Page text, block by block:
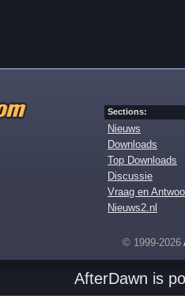
Sections:
Nieuws
Downloads
Top Downloads
Discussie
Vraag en
Nieuws2.nl
© 1999-2026
AfterDawn is